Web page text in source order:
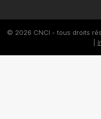
© 2026 CNCI - tous droits